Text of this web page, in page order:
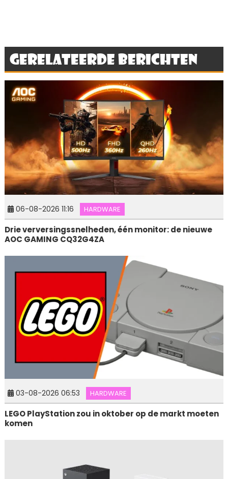
Gerelateerde berichten
06-08-2026 11:16 HARDWARE
Drie verversingssnelheden, één monitor: de nieuwe
AOC GAMING CQ32G4ZA
03-08-2026 06:53 HARDWARE
LEGO PlayStation zou in oktober op de markt moeten
komen